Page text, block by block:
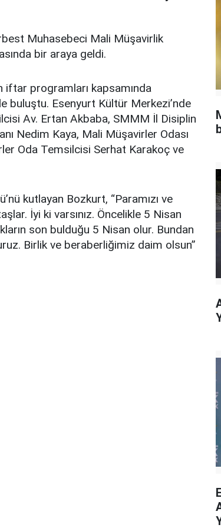
Muhasebeci Mali Müşavirlik
bir araya geldi.
iftar programları kapsamında
buluştu. Esenyurt Kültür Merkezi’nde
Av. Ertan Akbaba, SMMM İl Disiplin
Nedim Kaya, Mali Müşavirler Odası
Oda Temsilcisi Serhat Karakoç ve
kutlayan Bozkurt, “Paramızı ve
İyi ki varsınız. Öncelikle 5 Nisan
son bulduğu 5 Nisan olur. Bundan
Birlik ve beraberliğimiz daim olsun”